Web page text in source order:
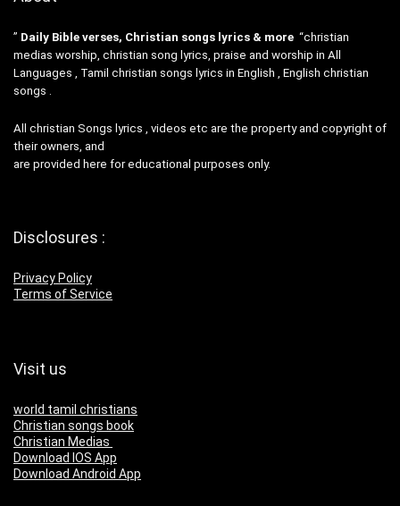
” Daily Bible verses, Christian songs lyrics & more “christian
medias worship, christian song lyrics, praise and worship in All
Languages , Tamil christian songs lyrics in English , English christian
songs .
All christian Songs lyrics , videos etc are the property and copyright of
their owners, and
are provided here for educational purposes only.
Disclosures :
Privacy Policy
Terms of Service
Visit us
world tamil christians
Christian songs book
Christian Medias
Download IOS App
Download Android App